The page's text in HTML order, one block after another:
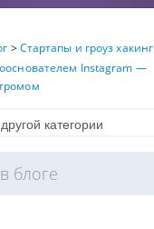
>Стартапы и гроуз хакинг
Instagram —